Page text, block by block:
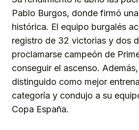
Pablo Burgos, donde firmó
histórica. El equipo burgalés
registro de 32 victorias y dos
proclamarse campeón de
conseguir el ascenso.
distinguido como mejor
categoría y condujo a su
Copa España.